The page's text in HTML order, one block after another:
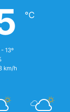
℃
- 13º
km/h